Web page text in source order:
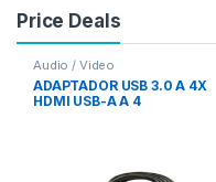
Price Deals
Audio / Video
ADAPTADOR USB 3.0 A 4X
HDMI USB-A A 4